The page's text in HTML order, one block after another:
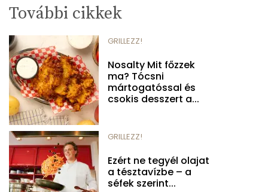
További cikkek
GRILLEZZ!
Nosalty Mit főzzek
ma? Tócsni
mártogatóssal és
csokis desszert a...
GRILLEZZ!
Ezért ne tegyél olajat
a tésztavízbe – a
séfek szerint...